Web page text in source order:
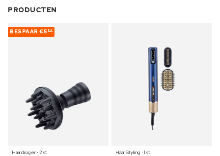
PRODUCTEN
BESPAAR €5 89
Haardroger ⋅ 2 st
Haar Styling ⋅ 1 st